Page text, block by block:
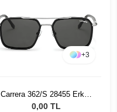
+3
Carrera 362/S 28455 Erkek
Güneş Gözlüğü
0,00 TL